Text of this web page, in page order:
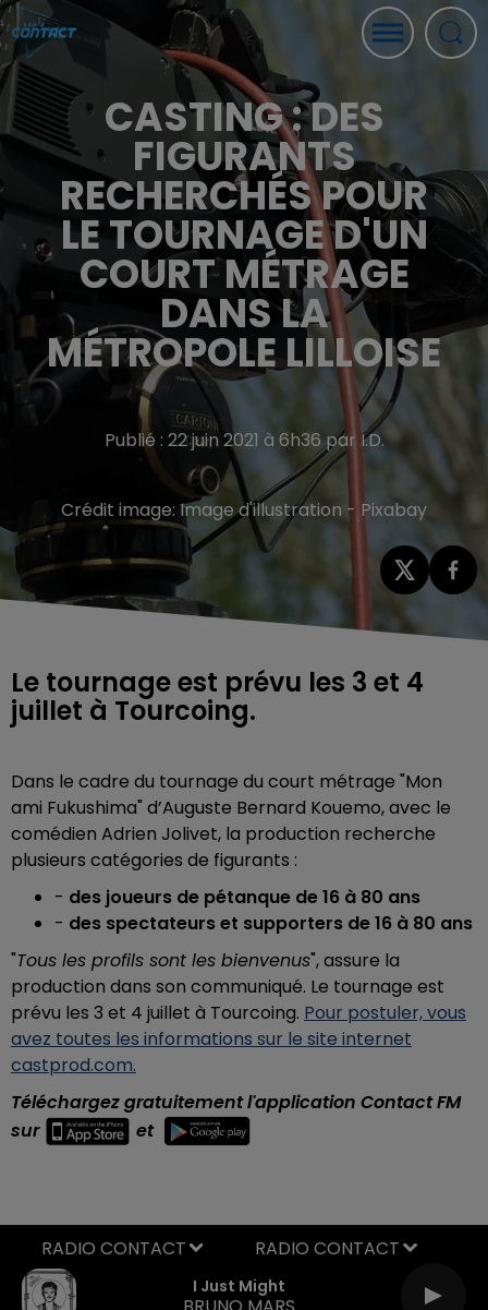
CASTING : DES
FIGURANTS
RECHERCHÉS POUR
LE TOURNAGE D'UN
COURT MÉTRAGE
DANS LA
MÉTROPOLE LILLOISE
Publié : 22 juin 2021 à 6h36 par I.D.
Crédit image: Image d'illustration - Pixabay
Le tournage est prévu les 3 et 4
juillet à Tourcoing.
Dans le cadre du tournage du court métrage "Mon
ami Fukushima" d’Auguste Bernard Kouemo, avec le
comédien Adrien Jolivet, la production recherche
plusieurs catégories de figurants :
- des joueurs de pétanque de 16 à 80 ans
- des spectateurs et supporters de 16 à 80 ans
"Tous les profils sont les bienvenus", assure la
production dans son communiqué. Le tournage est
prévu les 3 et 4 juillet à Tourcoing. Pour postuler, vous
avez toutes les informations sur le site internet
castprod.com.
Téléchargez gratuitement l'application Contact FM
sur
et
I Just Might
RADIO CONTACT